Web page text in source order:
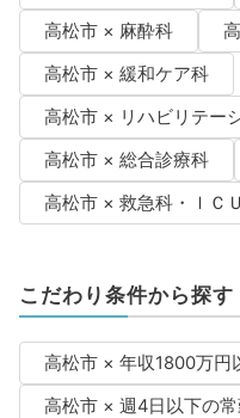
高松市 × 麻酔科
高松市 × 緩和ケア科
高松市 × リハビリテー
高松市 × 総合診療科
高松市 × 救急科・ＩＣＵ
こだわり条件から探す
高松市 × 年収1800万円
高松市 × 週4日以下の